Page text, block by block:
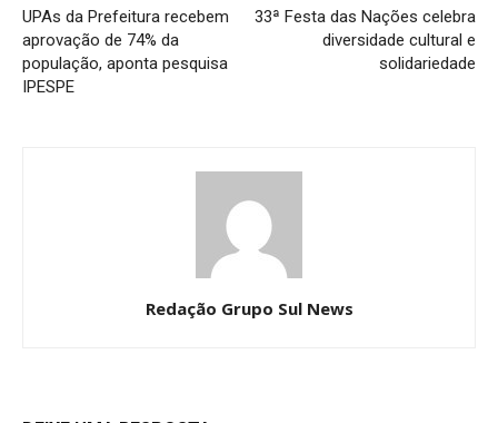
UPAs da Prefeitura recebem
aprovação de 74% da
população, aponta pesquisa
IPESPE
33ª Festa das Nações celebra
diversidade cultural e
solidariedade
Redação Grupo Sul News